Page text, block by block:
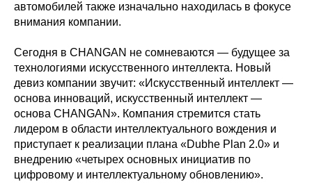
автомобилей также изначально находилась в фокусе
внимания компании.
Сегодня в CHANGAN не сомневаются — будущее за
технологиями искусственного интеллекта. Новый
девиз компании звучит: «Искусственный интеллект —
основа инноваций, искусственный интеллект —
основа CHANGAN». Компания стремится стать
лидером в области интеллектуального вождения и
приступает к реализации плана «Dubhe Plan 2.0» и
внедрению «четырех основных инициатив по
цифровому и интеллектуальному обновлению».